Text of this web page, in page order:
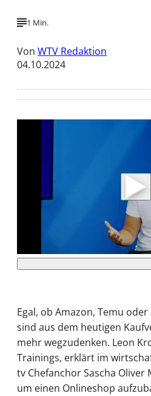
1 Min.
Von WTV Redaktion
04.10.2024
Mit der Wiedergabe
Daten an
Hinweise dazu erhalten Sie in der
Egal, ob Amazon, Temu
sind aus dem heutigen
mehr wegzudenken. Leon
Trainings, erklärt im
tv Chefanchor Sascha Oliver
um einen Onlineshop